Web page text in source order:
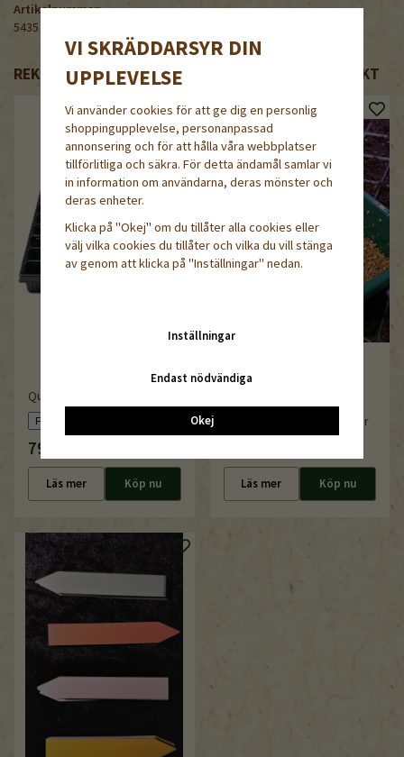
Artikelnummer:
5435
REKOMMENDERADE TILLBEHÖR TILL DENNA PRODUKT
QuickPot QP 77
79 kr
Läs mer Köp nu
Vermikulit fin, 1-3 mm, 5liter
Läs mer Köp nu
VI SKRÄDDARSYR DIN
UPPLEVELSE
Vi använder cookies för att ge dig en personlig
shoppingupplevelse, personanpassad
annonsering och för att hålla våra webbplatser
tillförlitliga och säkra. För detta ändamål samlar vi
in information om användarna, deras mönster och
deras enheter.
Klicka på "Okej" om du tillåter alla cookies eller
välj vilka cookies du tillåter och vilka du vill stänga
av genom att klicka på "Inställningar" nedan.
Inställningar
Endast nödvändiga
Okej